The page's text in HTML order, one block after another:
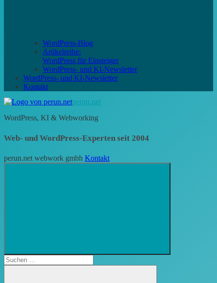
WordPress-Blog
Artikelreihe:
WordPress für Einsteiger
WordPress- und KI-Newsletter
WordPress- und KI-Newsletter
Kontakt
perun.net
WordPress, KI & Webworking
Web- und WordPress-Experten seit 2004
perun.net webwork gmbh Kontakt
öffnen
Suchen
nach: